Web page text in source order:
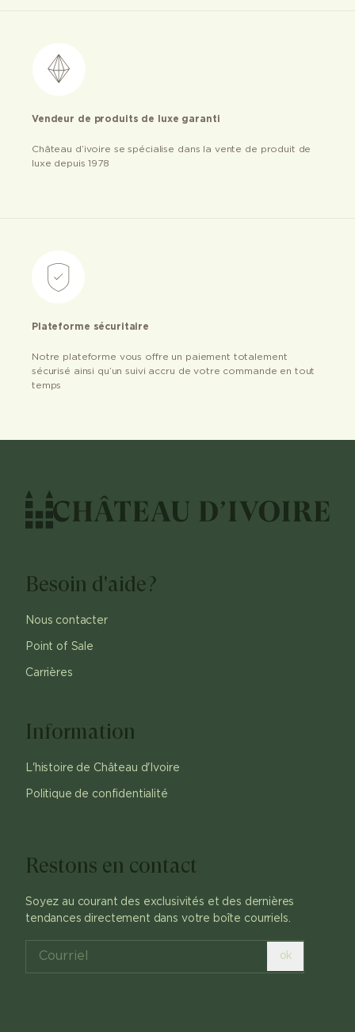
Vendeur de produits de luxe garanti
Château d’ivoire se spécialise dans la vente de produit de
luxe depuis 1978
Plateforme sécuritaire
Notre plateforme vous offre un paiement totalement
sécurisé ainsi qu’un suivi accru de votre commande en tout
temps
Besoin d'aide?
Nous contacter
Point of Sale
Carrières
Information
L'histoire de Château d'Ivoire
Politique de confidentialité
Restons en contact
Soyez au courant des exclusivités et des dernières
tendances directement dans votre boîte courriels.
ok